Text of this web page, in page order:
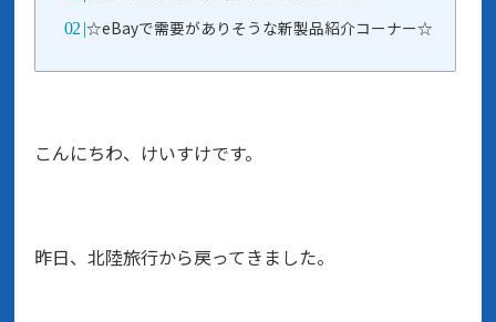
☆eBayで需要がありそうな新製品紹介コーナー☆
こんにちわ、けいすけです。
昨日、北陸旅行から戻ってきました。